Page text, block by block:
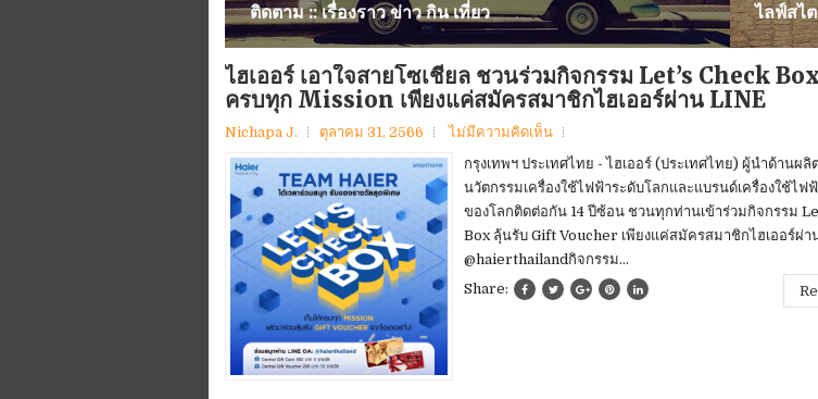
ติดตาม :: เรื่องราว ข่าว กิน เที่ยว ไลฟ์สไ
ไฮเออร์ เอาใจสายโซเชี่ยล ชวนร่วมกิจกรรม Let’s Check
ครบทุก Mission เพียงแค่สมัครสมาชิกไฮเออร์ผ่าน LINE
Nichapa J. ตุลาคม 31, 2566
ไม่มีความคิดเห็น
กรุงเทพฯ ประเทศไทย - ไฮเออร์ (ประเทศไทย) ผู้นำด้านผ
นวัตกรรมเครื่องใช้ไฟฟ้าระดับโลกและแบรนด์เครื่องใช้ไฟ
ของโลกติดต่อกัน 14 ปีซ้อน ชวนทุกท่านเข้าร่วมกิจกรรม
Box ลุ้นรับ Gift Voucher เพียงแค่สมัครสมาชิกไฮเออร์ผ่า
@haierthailandกิจกรรม...
Share: